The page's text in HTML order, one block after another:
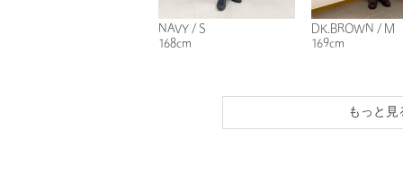
NAVY / S
168cm
DK.BROWN / M
169cm
もっと見